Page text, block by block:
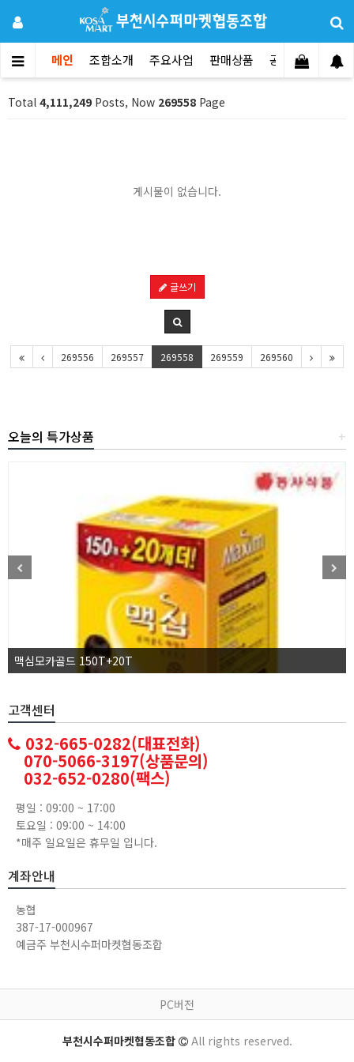
메인 조합소개 주요사업 판매상품 공지사항 문
Total 4,111,249 Posts, Now 269558 Page
게시물이 없습니다.
글쓰기
269556 269557 269558 269559 269560
+
오늘의 특가상품
맥심모카골드 150T+20T
고객센터
032-665-0282(대표전화)
070-5066-3197(상품문의)
032-652-0280(팩스)
평일 : 09:00 ~ 17:00
토요일 : 09:00 ~ 14:00
*매주 일요일은 휴무일 입니다.
계좌안내
농협
387-17-000967
예금주 부천시수퍼마켓협동조합
PC버전
부천시수퍼마켓협동조합 All rights reserved.